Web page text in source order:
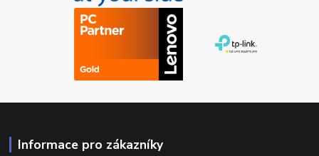
Informace pro zákazníky